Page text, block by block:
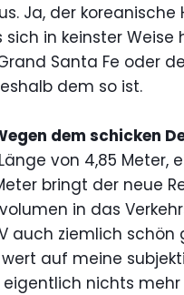
Ja, der
sich in keinster
Santa Fe oder
dem so ist.
dem schicken
von 4,85 Meter,
bringt der neue
in das
auch ziemlich
auf meine
nichts mehr